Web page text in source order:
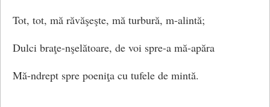
Tot, tot, mă răvăşeşte, mă turbură, m-alintă;
Dulci braţe-nşelătoare, de voi spre-a mă-apăra
Mă-ndrept spre poeniţa cu tufele de mintă.